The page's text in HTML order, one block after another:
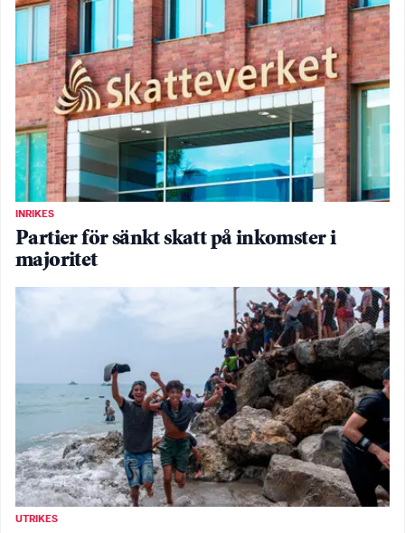
INRIKES
Partier för sänkt skatt på inkomster i
majoritet
UTRIKES